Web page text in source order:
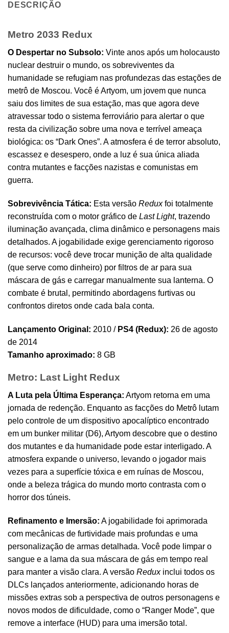
DESCRIÇÃO
Metro 2033 Redux
O Despertar no Subsolo: Vinte anos após um holocausto
nuclear destruir o mundo, os sobreviventes da
humanidade se refugiam nas profundezas das estações de
metrô de Moscou. Você é Artyom, um jovem que nunca
saiu dos limites de sua estação, mas que agora deve
atravessar todo o sistema ferroviário para alertar o que
resta da civilização sobre uma nova e terrível ameaça
biológica: os “Dark Ones”. A atmosfera é de terror absoluto,
escassez e desespero, onde a luz é sua única aliada
contra mutantes e facções nazistas e comunistas em
guerra.
Sobrevivência Tática: Esta versão Reduxfoi totalmente
reconstruída com o motor gráfico de Last Light, trazendo
iluminação avançada, clima dinâmico e personagens mais
detalhados. A jogabilidade exige gerenciamento rigoroso
de recursos: você deve trocar munição de alta qualidade
(que serve como dinheiro) por filtros de ar para sua
máscara de gás e carregar manualmente sua lanterna. O
combate é brutal, permitindo abordagens furtivas ou
confrontos diretos onde cada bala conta.
Lançamento Original: 2010 / PS4 (Redux): 26 de agosto
de 2014
Tamanho aproximado: 8 GB
Metro: Last Light Redux
A Luta pela Última Esperança: Artyom retorna em uma
jornada de redenção. Enquanto as facções do Metrô lutam
pelo controle de um dispositivo apocalíptico encontrado
em um bunker militar (D6), Artyom descobre que o destino
dos mutantes e da humanidade pode estar interligado. A
atmosfera expande o universo, levando o jogador mais
vezes para a superfície tóxica e em ruínas de Moscou,
onde a beleza trágica do mundo morto contrasta com o
horror dos túneis.
Refinamento e Imersão: A jogabilidade foi aprimorada
com mecânicas de furtividade mais profundas e uma
personalização de armas detalhada. Você pode limpar o
sangue e a lama da sua máscara de gás em tempo real
para manter a visão clara. A versão Reduxinclui todos os
DLCs lançados anteriormente, adicionando horas de
missões extras sob a perspectiva de outros personagens e
novos modos de dificuldade, como o “Ranger Mode”, que
remove a interface (HUD) para uma imersão total.